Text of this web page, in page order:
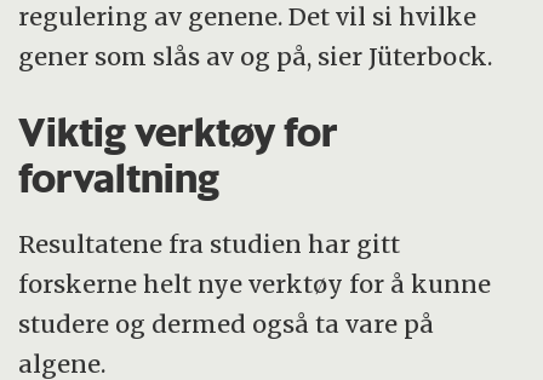
regulering av genene. Det vil si hvilke
gener som slås av og på, sier Jüterbock.
Viktig verktøy for
forvaltning
Resultatene fra studien har gitt
forskerne helt nye verktøy for å kunne
studere og dermed også ta vare på
algene.